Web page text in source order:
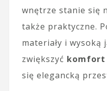
wnętrze stanie się
także praktyczne.
materiały i wysoką
zwiększyć komfort
się elegancką